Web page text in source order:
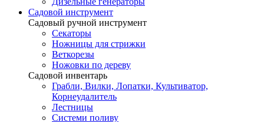
Садовой инструмент
Садовый ручной инструмент
Секаторы
Ножницы для стрижки
Веткорезы
Ножовки по дереву
Садовой инвентарь
Грабли, Вилки, Лопатки, Культиватор,
Корнеудалитель
Лестницы
Системи поливу